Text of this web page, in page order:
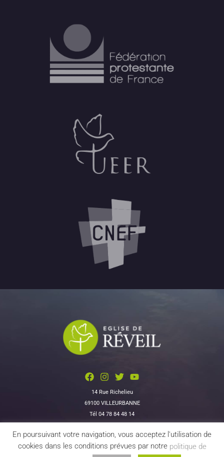
14 Rue Richelieu
69100 VILLEURBANNE
Tél 04 78 84 48 14
Données personnelles |Contactez-nous
En poursuivant votre navigation, vous acceptez l'utilisation de
cookies dans les conditions prévues par notre politique de